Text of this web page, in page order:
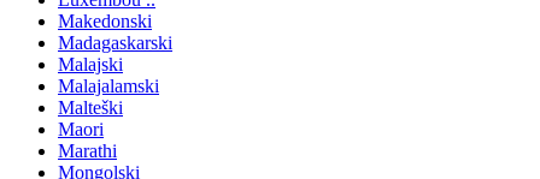
Makedonski
Madagaskarski
Malajski
Malajalamski
Malteški
Maori
Marathi
Mongolski